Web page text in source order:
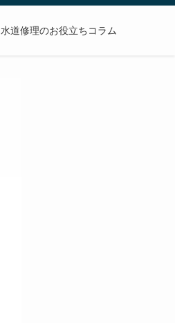
水道修理のお役立ちコラム